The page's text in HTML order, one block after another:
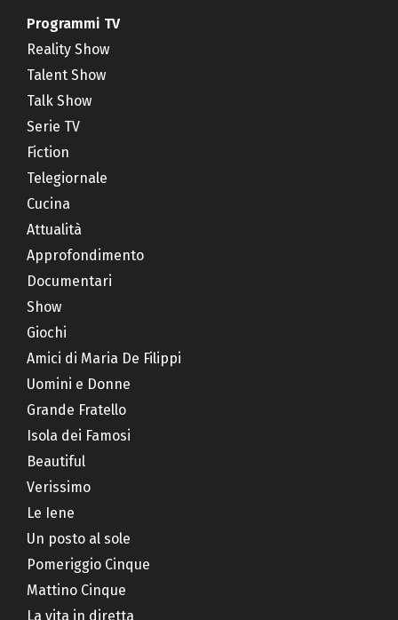
Programmi TV
Reality Show
Talent Show
Talk Show
Serie TV
Fiction
Telegiornale
Cucina
Attualità
Approfondimento
Documentari
Show
Giochi
Amici di Maria De Filippi
Uomini e Donne
Grande Fratello
Isola dei Famosi
Beautiful
Verissimo
Le Iene
Un posto al sole
Pomeriggio Cinque
Mattino Cinque
La vita in diretta